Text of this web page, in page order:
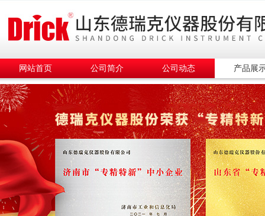
网站首页 公司简介 公司动态 产品展